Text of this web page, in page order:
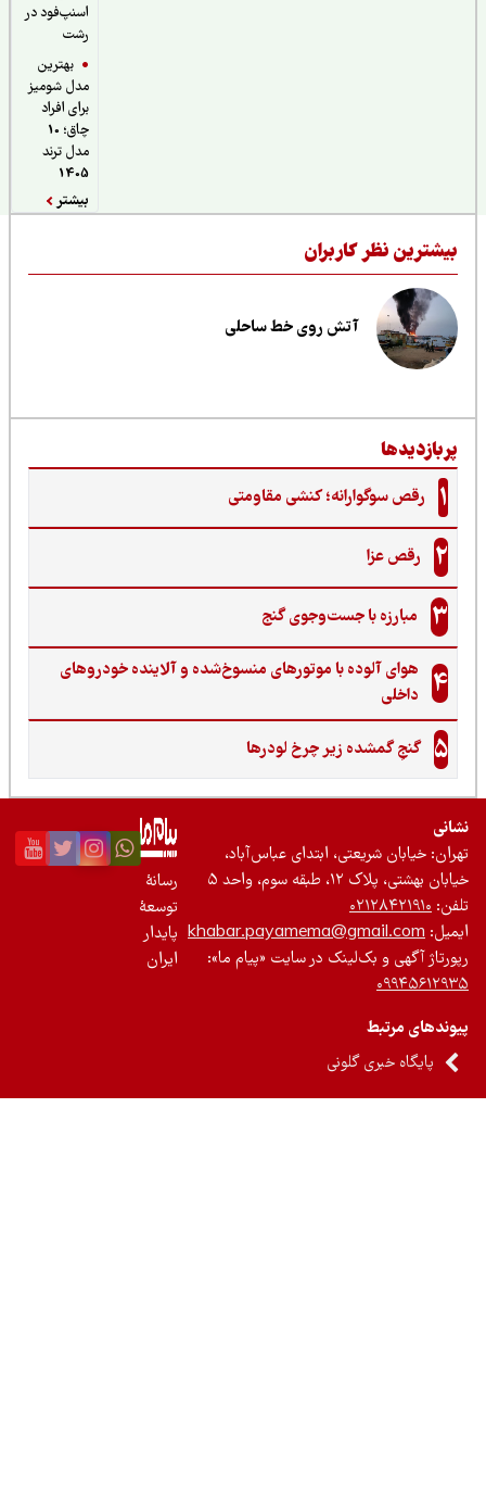
اسنپ‌فود در
بهترین
مدل شومیز
برای افراد
چاق؛ 10
مدل ترند
نظر کاربران
آتش روی خط ساحلی
رقص سوگوارانه؛ کنشی مقاومتی
رقص عزا
مبارزه با جست‌وجوی گنج‌
هوای آلوده با موتورهای منسوخ‌شده و آلاینده خودروهای
داخلی
گنجِ گمشده زیر چرخ لودرها
خیابان شریعتی، ابتدای عباس‌آباد،
بهشتی، پلاک ۱۲، طبقه سوم، واحد ۵
۰۲۱۲۸۴۲۱۹۱۰
khabar.payamema@gmail.com
آگهی و بک‌لینک در سایت «پیام ما»:
مرتبط
پایگاه خبری گلونی
رسانۀ
توسعۀ
پایدار
ایران